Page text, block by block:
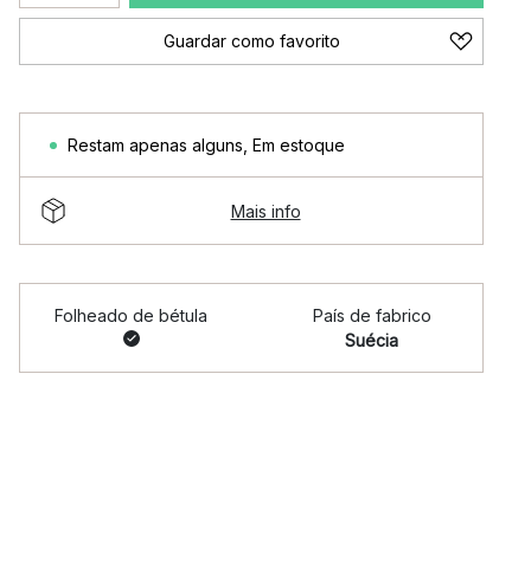
Guardar como favorito
Restam apenas alguns Em estoque
Mais info
Folheado de bétula
País de fabrico
Suécia